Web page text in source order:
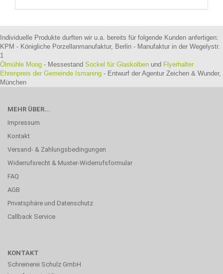
Individuelle Produkte durften wir u.a. bereits für folgende Kunden anfertigen:
KPM - Königliche Porzellanmanufaktur, Berlin - Manufaktur in der Wegelystr.
1
Ölmühle Moog - Messestand Sockel für Glaskolben und Flyerhalter
Ehrenpreis der Gemeinde Ismaning - Entwurf der Agentur Zeichen & Wunder,
München
MEHR ÜBER...
Impressum
Kontakt
Versand- & Zahlungsbedingungen
Widerrufsrecht & Muster-Widerrufsformular
FAQ
AGB
Privatsphäre und Datenschutz
Callback Service
KONTAKT
Schreinerei Schulz GmbH